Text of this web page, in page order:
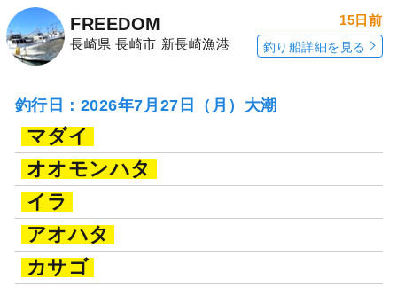
FREEDOM
長崎県 長崎市 新長崎漁港
15日前
釣り船詳細を見る
釣行日：2026年7月27日（月）大潮
マダイ
オオモンハタ
イラ
アオハタ
カサゴ